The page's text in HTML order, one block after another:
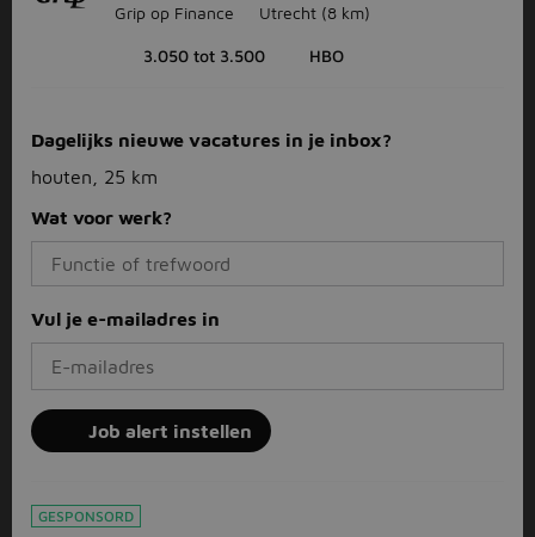
Grip op Finance Utrecht (8 km)
3.050 tot 3.500 HBO
Dagelijks nieuwe vacatures in je inbox?
houten, 25 km
Wat voor werk?
Vul je e-mailadres in
Job alert instellen
GESPONSORD